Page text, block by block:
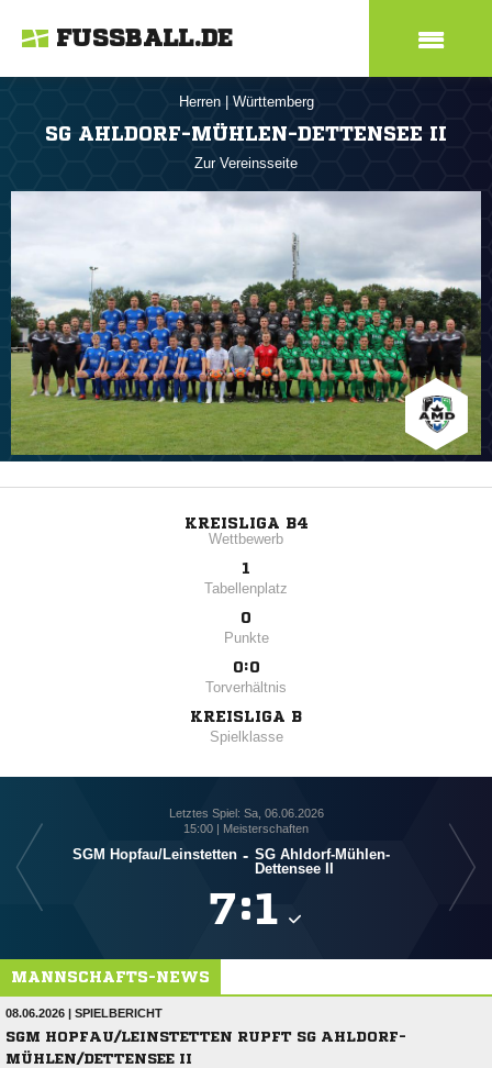
FUSSBALL.DE
Herren Württemberg
SG AHLDORF-MÜHLEN-DETTENSEE II
Zur Vereinsseite
KREISLIGA B4
Wettbewerb
1
Tabellenplatz
0
Punkte
0:0
Torverhältnis
KREISLIGA B
Spielklasse
Letztes Spiel: Sa, 06.06.2026
15:00 | Meisterschaften
SGM Hopfau/​Leinstetten - SG Ahldorf-Mühlen-
Dettensee II
:
MANNSCHAFTS-NEWS
08.06.2026 | SPIELBERICHT
SGM HOPFAU/LEINSTETTEN RUPFT SG AHLDORF-
MÜHLEN/DETTENSEE II